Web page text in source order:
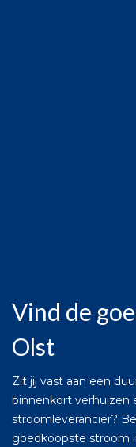
Vind de
Olst
Zit jij vast aan een
binnenkort verhuizen
stroomleverancier?
goedkoopste stroom